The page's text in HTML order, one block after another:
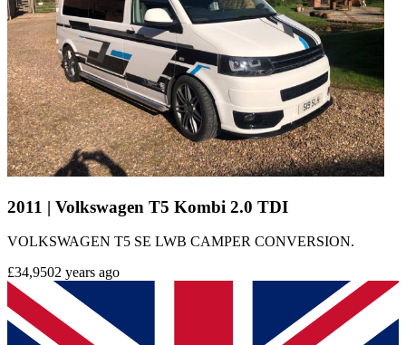
2011 | Volkswagen T5 Kombi 2.0 TDI
VOLKSWAGEN T5 SE LWB CAMPER CONVERSION.
£34,9502 years ago